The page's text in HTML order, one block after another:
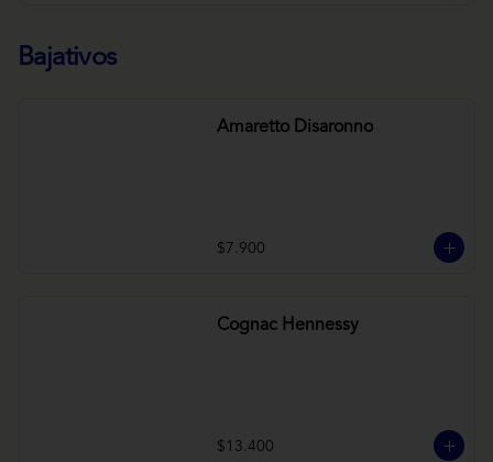
Bajativos
Amaretto Disaronno
$7.900
Cognac Hennessy
$13.400